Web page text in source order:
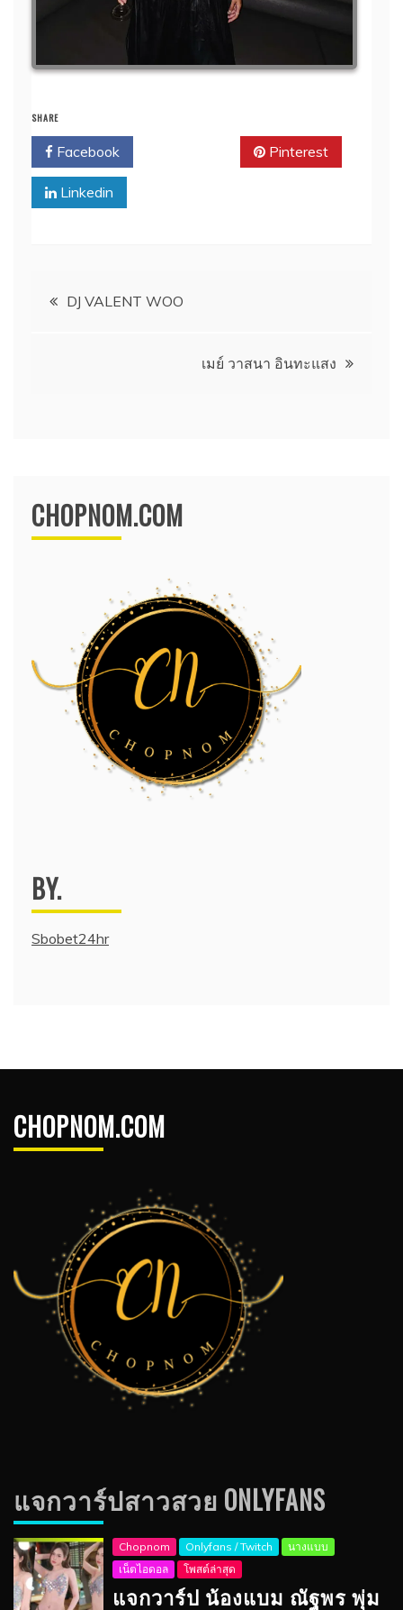
SHARE
Facebook Pinterest
Linkedin
แนะแนว
DJ VALENT WOO
เมย์ วาสนา อินทะแสง
CHOPNOM.COM
BY.
Sbobet24hr
CHOPNOM.COM
แจกวาร์ปสาวสวย ONLYFANS
Chopnom Onlyfans / Twitch
นางแบบ
เน็ตไอดอล
โพสต์ล่าสุด
แจกวาร์ป น้องแบม ณัฐพร พุ่ม